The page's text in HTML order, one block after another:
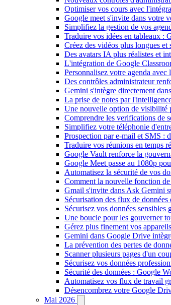
Optimiser vos cours avec
Google meet s'invite dans votre
Simplifiez la gestion de vos
Traduire vos idées en tableaux :
Créez des vidéos plus longues
Des avatars IA plus réalistes et
L'intégration de Google
Personnalisez votre agenda
Des contrôles administrateur
Gemini s'intègre directement
La prise de notes par
Une nouvelle option de visibilité
Comprendre les verifications de
Simplifiez votre téléphonie
Prospection par e-mail et SMS :
Traduire vos réunions en temps
Google Vault renforce la
Google Meet passe au 1080p
Automatisez la sécurité de vos
Comment la nouvelle fonction
Gmail s'invite dans Ask Gemini
Sécurisation des flux de
Sécurisez vos données
Une boucle pour les gouverner
Gérez plus finement vos
Gemini dans Google Drive
La prévention des pertes de
Scanner plusieurs pages d'un
Sécurisez vos données
Sécurité des données : Google
Automatisez vos flux de travail
Désencombrez votre Google
Mai 2026